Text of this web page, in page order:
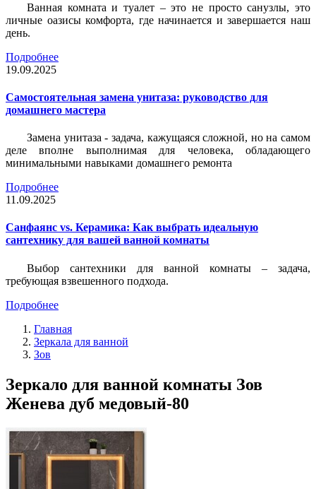
Ванная комната и туалет – это не просто санузлы, это
личные оазисы комфорта, где начинается и завершается наш
день.
Подробнее
19.09.2025
Самостоятельная замена унитаза: руководство для
домашнего мастера
Замена унитаза - задача, кажущаяся сложной, но на самом
деле вполне выполнимая для человека, обладающего
минимальными навыками домашнего ремонта
Подробнее
11.09.2025
Санфаянс vs. Керамика: Как выбрать идеальную
сантехнику для вашей ванной комнаты
Выбор сантехники для ванной комнаты – задача,
требующая взвешенного подхода.
Подробнее
Главная
Зеркала для ванной
Зов
Зеркало для ванной комнаты Зов
Женева дуб медовый-80